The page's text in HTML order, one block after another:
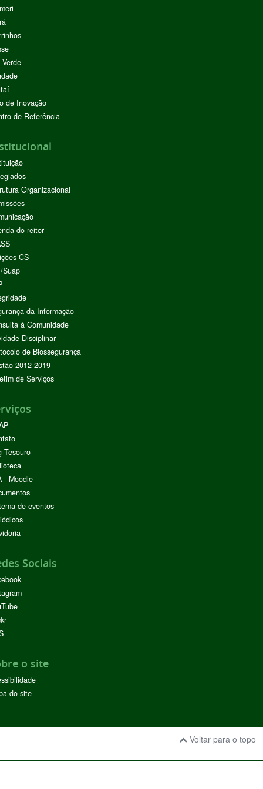
de Inovação
de Referência
Organizacional
do reitor
CS
Suap
da Informação
à Comunidade
Disciplinar
de Biossegurança
2012-2019
de Serviços
Tesouro
- Moodle
de eventos
Sociais
o site
do site
Voltar para o topo